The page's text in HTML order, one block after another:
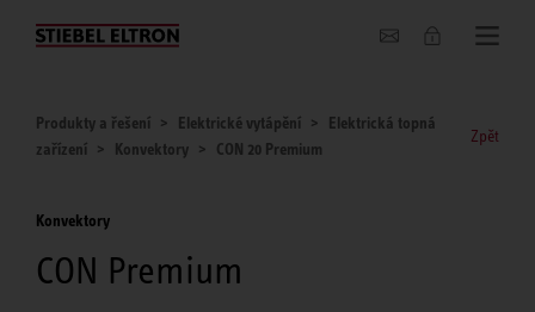
O nás
Produkty a řešení Elektrické vytápění
Elektrická topná
zařízení
Konvektory CON 20 Premium
Zpět
Konvektory
CON Premium